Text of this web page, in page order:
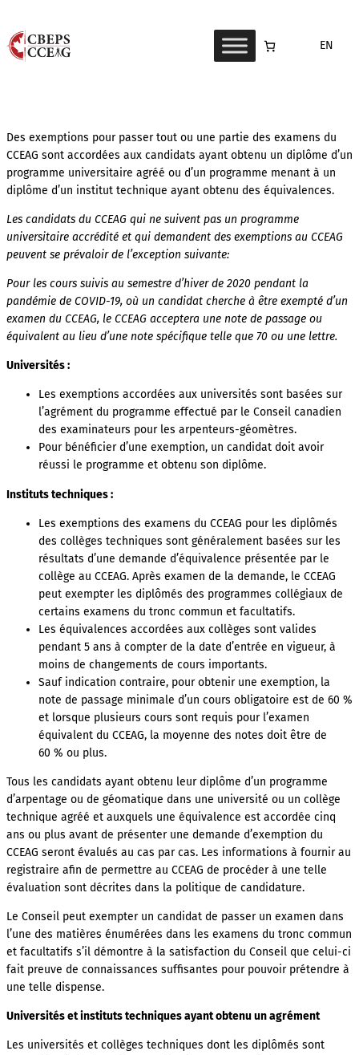
au
contenu
EN
Des exemptions pour passer tout ou une partie des examens du
CCEAG sont accordées aux candidats ayant obtenu un diplôme d’un
programme universitaire agréé ou d’un programme menant à un
diplôme d’un institut technique ayant obtenu des équivalences.
Les candidats du CCEAG qui ne suivent pas un programme
universitaire accrédité et qui demandent des exemptions au CCEAG
peuvent se prévaloir de l’exception suivante:
Pour les cours suivis au semestre d’hiver de 2020 pendant la
pandémie de COVID-19, où un candidat cherche à être exempté d’un
examen du CCEAG, le CCEAG acceptera une note de passage ou
équivalent au lieu d’une note spécifique telle que 70 ou une lettre.
Universités :
Les exemptions accordées aux universités sont basées sur
l’agrément du programme effectué par le Conseil canadien
des examinateurs pour les arpenteurs-géomètres.
Pour bénéficier d’une exemption, un candidat doit avoir
réussi le programme et obtenu son diplôme.
Instituts techniques :
Les exemptions des examens du CCEAG pour les diplômés
des collèges techniques sont généralement basées sur les
résultats d’une demande d’équivalence présentée par le
collège au CCEAG. Après examen de la demande, le CCEAG
peut exempter les diplômés des programmes collégiaux de
certains examens du tronc commun et facultatifs.
Les équivalences accordées aux collèges sont valides
pendant 5 ans à compter de la date d’entrée en vigueur, à
moins de changements de cours importants.
Sauf indication contraire, pour obtenir une exemption, la
note de passage minimale d’un cours obligatoire est de 60 %
et lorsque plusieurs cours sont requis pour l’examen
équivalent du CCEAG, la moyenne des notes doit être de
60 % ou plus.
Tous les candidats ayant obtenu leur diplôme d’un programme
d’arpentage ou de géomatique dans une université ou un collège
technique agréé et auxquels une équivalence est accordée cinq
ans ou plus avant de présenter une demande d’exemption du
CCEAG seront évalués au cas par cas. Les informations à fournir au
registraire afin de permettre au CCEAG de procéder à une telle
évaluation sont décrites dans la politique de candidature.
Le Conseil peut exempter un candidat de passer un examen dans
l’une des matières énumérées dans les examens du tronc commun
et facultatifs s’il démontre à la satisfaction du Conseil que celui-ci
fait preuve de connaissances suffisantes pour pouvoir prétendre à
une telle dispense.
Universités et instituts techniques ayant obtenu un agrément
Les universités et collèges techniques dont les diplômés sont